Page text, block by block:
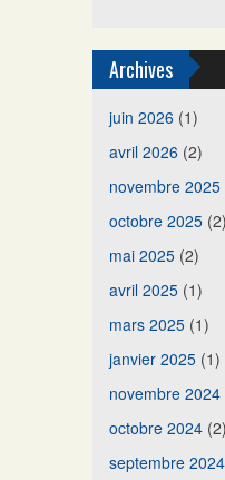
Archives
juin 2026 (1)
avril 2026 (2)
novembre 2025
octobre 2025(2)
mai 2025(2)
avril 2025(1)
mars 2025(1)
janvier 2025(1)
novembre 2024
octobre 2024(2)
septembre 2024